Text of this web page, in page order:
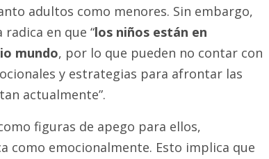
adultos como menores. Sin embargo,
en que “los niños están en
mundo, por lo que pueden no contar con
y estrategias para afrontar las
actualmente”.
figuras de apego para ellos,
como emocionalmente. Esto implica que